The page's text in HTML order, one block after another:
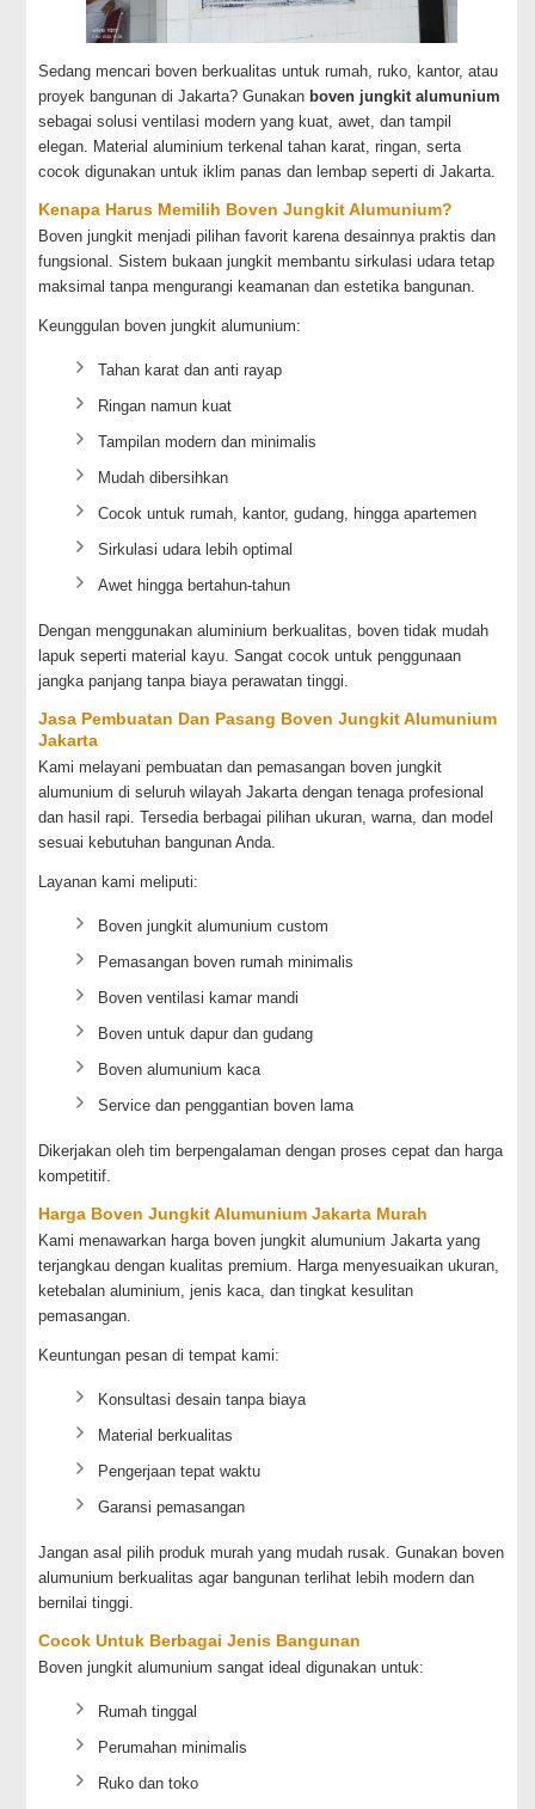
Sedang mencari boven berkualitas untuk rumah, ruko, kantor, atau
proyek bangunan di Jakarta? Gunakan boven jungkit alumunium
sebagai solusi ventilasi modern yang kuat, awet, dan tampil
elegan. Material aluminium terkenal tahan karat, ringan, serta
cocok digunakan untuk iklim panas dan lembap seperti di Jakarta.
Kenapa Harus Memilih Boven Jungkit Alumunium?
Boven jungkit menjadi pilihan favorit karena desainnya praktis dan
fungsional. Sistem bukaan jungkit membantu sirkulasi udara tetap
maksimal tanpa mengurangi keamanan dan estetika bangunan.
Keunggulan boven jungkit alumunium:
Tahan karat dan anti rayap
Ringan namun kuat
Tampilan modern dan minimalis
Mudah dibersihkan
Cocok untuk rumah, kantor, gudang, hingga apartemen
Sirkulasi udara lebih optimal
Awet hingga bertahun-tahun
Dengan menggunakan aluminium berkualitas, boven tidak mudah
lapuk seperti material kayu. Sangat cocok untuk penggunaan
jangka panjang tanpa biaya perawatan tinggi.
Jasa Pembuatan Dan Pasang Boven Jungkit Alumunium
Jakarta
Kami melayani pembuatan dan pemasangan boven jungkit
alumunium di seluruh wilayah Jakarta dengan tenaga profesional
dan hasil rapi. Tersedia berbagai pilihan ukuran, warna, dan model
sesuai kebutuhan bangunan Anda.
Layanan kami meliputi:
Boven jungkit alumunium custom
Pemasangan boven rumah minimalis
Boven ventilasi kamar mandi
Boven untuk dapur dan gudang
Boven alumunium kaca
Service dan penggantian boven lama
Dikerjakan oleh tim berpengalaman dengan proses cepat dan harga
kompetitif.
Harga Boven Jungkit Alumunium Jakarta Murah
Kami menawarkan harga boven jungkit alumunium Jakarta yang
terjangkau dengan kualitas premium. Harga menyesuaikan ukuran,
ketebalan aluminium, jenis kaca, dan tingkat kesulitan
pemasangan.
Keuntungan pesan di tempat kami:
Konsultasi desain tanpa biaya
Material berkualitas
Pengerjaan tepat waktu
Garansi pemasangan
Jangan asal pilih produk murah yang mudah rusak. Gunakan boven
alumunium berkualitas agar bangunan terlihat lebih modern dan
bernilai tinggi.
Cocok Untuk Berbagai Jenis Bangunan
Boven jungkit alumunium sangat ideal digunakan untuk:
Rumah tinggal
Perumahan minimalis
Ruko dan toko